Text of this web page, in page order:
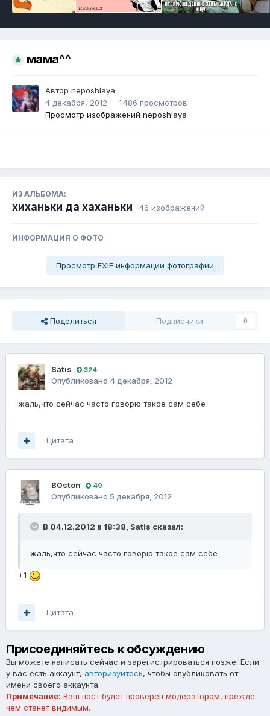
мама^^
Автор neposhlaya
4 декабря, 2012
1 486 просмотров
Просмотр изображений neposhlaya
ИЗ АЛЬБОМА:
хиханьки да хаханьки · 46 изображений
ИНФОРМАЦИЯ О ФОТО
Просмотр EXIF информации фотографии
Поделиться Подписчики 0
Satis 324
Опубликовано 4 декабря, 2012
жаль,что сейчас часто говорю такое сам себе
Цитата
B0ston 49
Опубликовано 5 декабря, 2012
В 04.12.2012 в 18:38, Satis сказал:
жаль,что сейчас часто говорю такое сам себе
+1
Цитата
Присоединяйтесь к обсуждению
Вы можете написать сейчас и зарегистрироваться позже. Если
у вас есть аккаунт, авторизуйтесь, чтобы опубликовать от
имени своего аккаунта.
Примечание: Ваш пост будет проверен модератором, прежде
чем станет видимым.